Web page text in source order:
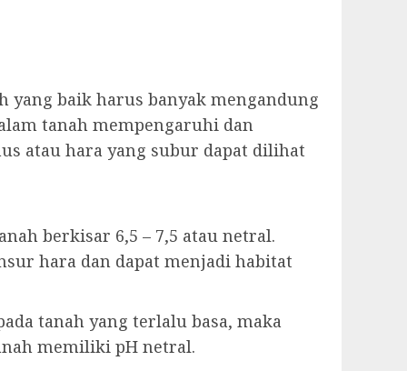
yang baik harus banyak mengandung
tanah mempengaruhi dan
atau hara yang subur dapat dilihat
berkisar 6,5 – 7,5 atau netral.
hara dan dapat menjadi habitat
tanah yang terlalu basa, maka
memiliki pH netral.